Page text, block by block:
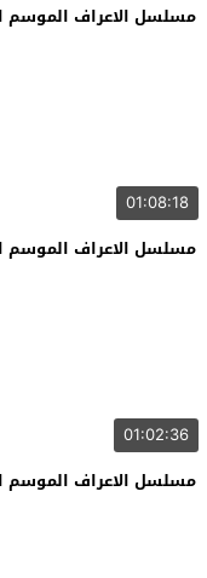
مسلسل الاعراف الموسم
01:08:18
مسلسل الاعراف الموسم
01:02:36
مسلسل الاعراف الموسم